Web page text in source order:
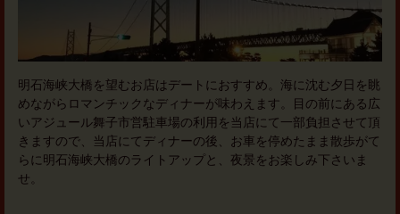
明石海峡大橋を望むお店はデートにおすすめ。海に沈む夕日を眺
めながらロマンチックなディナーが味わえます。目の前にある広
いアジュール舞子市営駐車場の利用を当店にて一部負担させて頂
きますので、当店にてディナーの後、お車を停めたまま散歩がて
らに明石海峡大橋のライトアップと、夜景をお楽しみ下さいま
せ。